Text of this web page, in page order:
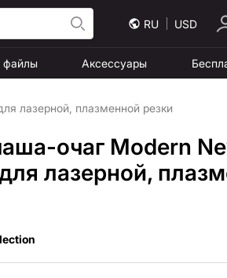
RU USD
файлы Аксессуары
лазерной, плазменной резки
очаг Modern
лазерной,